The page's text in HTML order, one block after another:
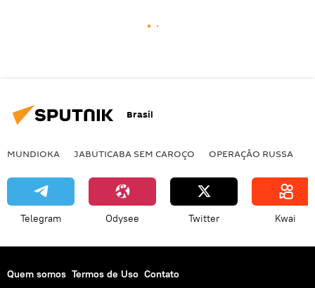
Brasil
MUNDIOKA JABUTICABA SEM CAROÇO OPERAÇÃO RUSSA
Telegram Odysee Twitter Kwai
Quem somos Termos de Uso Contato